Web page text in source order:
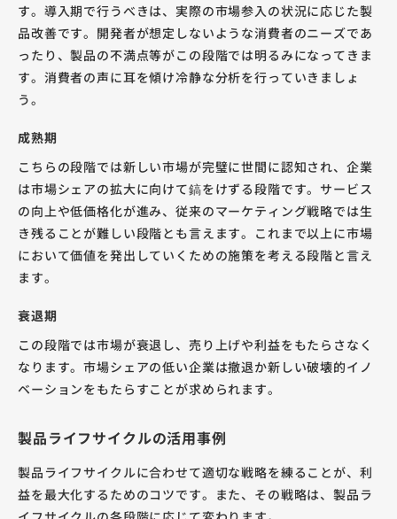
す。導入期で行うべきは、実際の市場参入の状況に応じた製
品改善です。開発者が想定しないような消費者のニーズであ
ったり、製品の不満点等がこの段階では明るみになってきま
す。消費者の声に耳を傾け冷静な分析を行っていきましょ
う。
成熟期
こちらの段階では新しい市場が完璧に世間に認知され、企業
は市場シェアの拡大に向けて鎬をけずる段階です。サービス
の向上や低価格化が進み、従来のマーケティング戦略では生
き残ることが難しい段階とも言えます。これまで以上に市場
において価値を発出していくための施策を考える段階と言え
ます。
衰退期
この段階では市場が衰退し、売り上げや利益をもたらさなく
なります。市場シェアの低い企業は撤退か新しい破壊的イノ
ベーションをもたらすことが求められます。
製品ライフサイクルの活用事例
製品ライフサイクルに合わせて適切な戦略を練ることが、利
益を最大化するためのコツです。また、その戦略は、製品ラ